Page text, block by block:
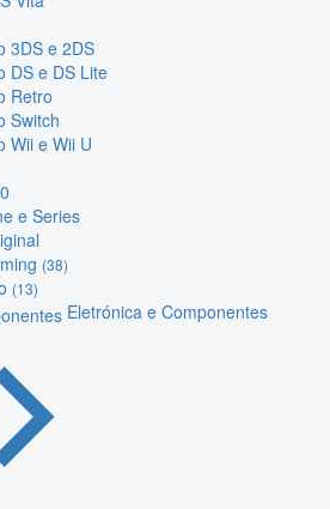
3DS e 2DS
DS e DS Lite
Retro
Switch
Wii e Wii U
e Series
(38)
(13)
Eletrónica e Componentes